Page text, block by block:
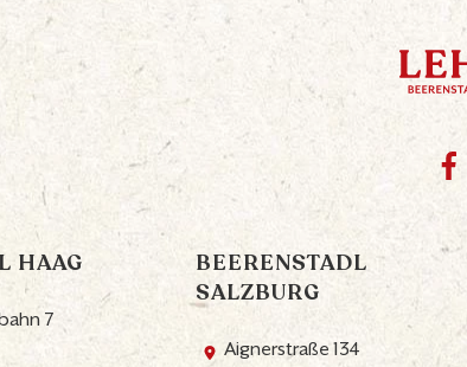
HAAG
7
BEERENSTADL
SALZBURG
Aignerstraße 134